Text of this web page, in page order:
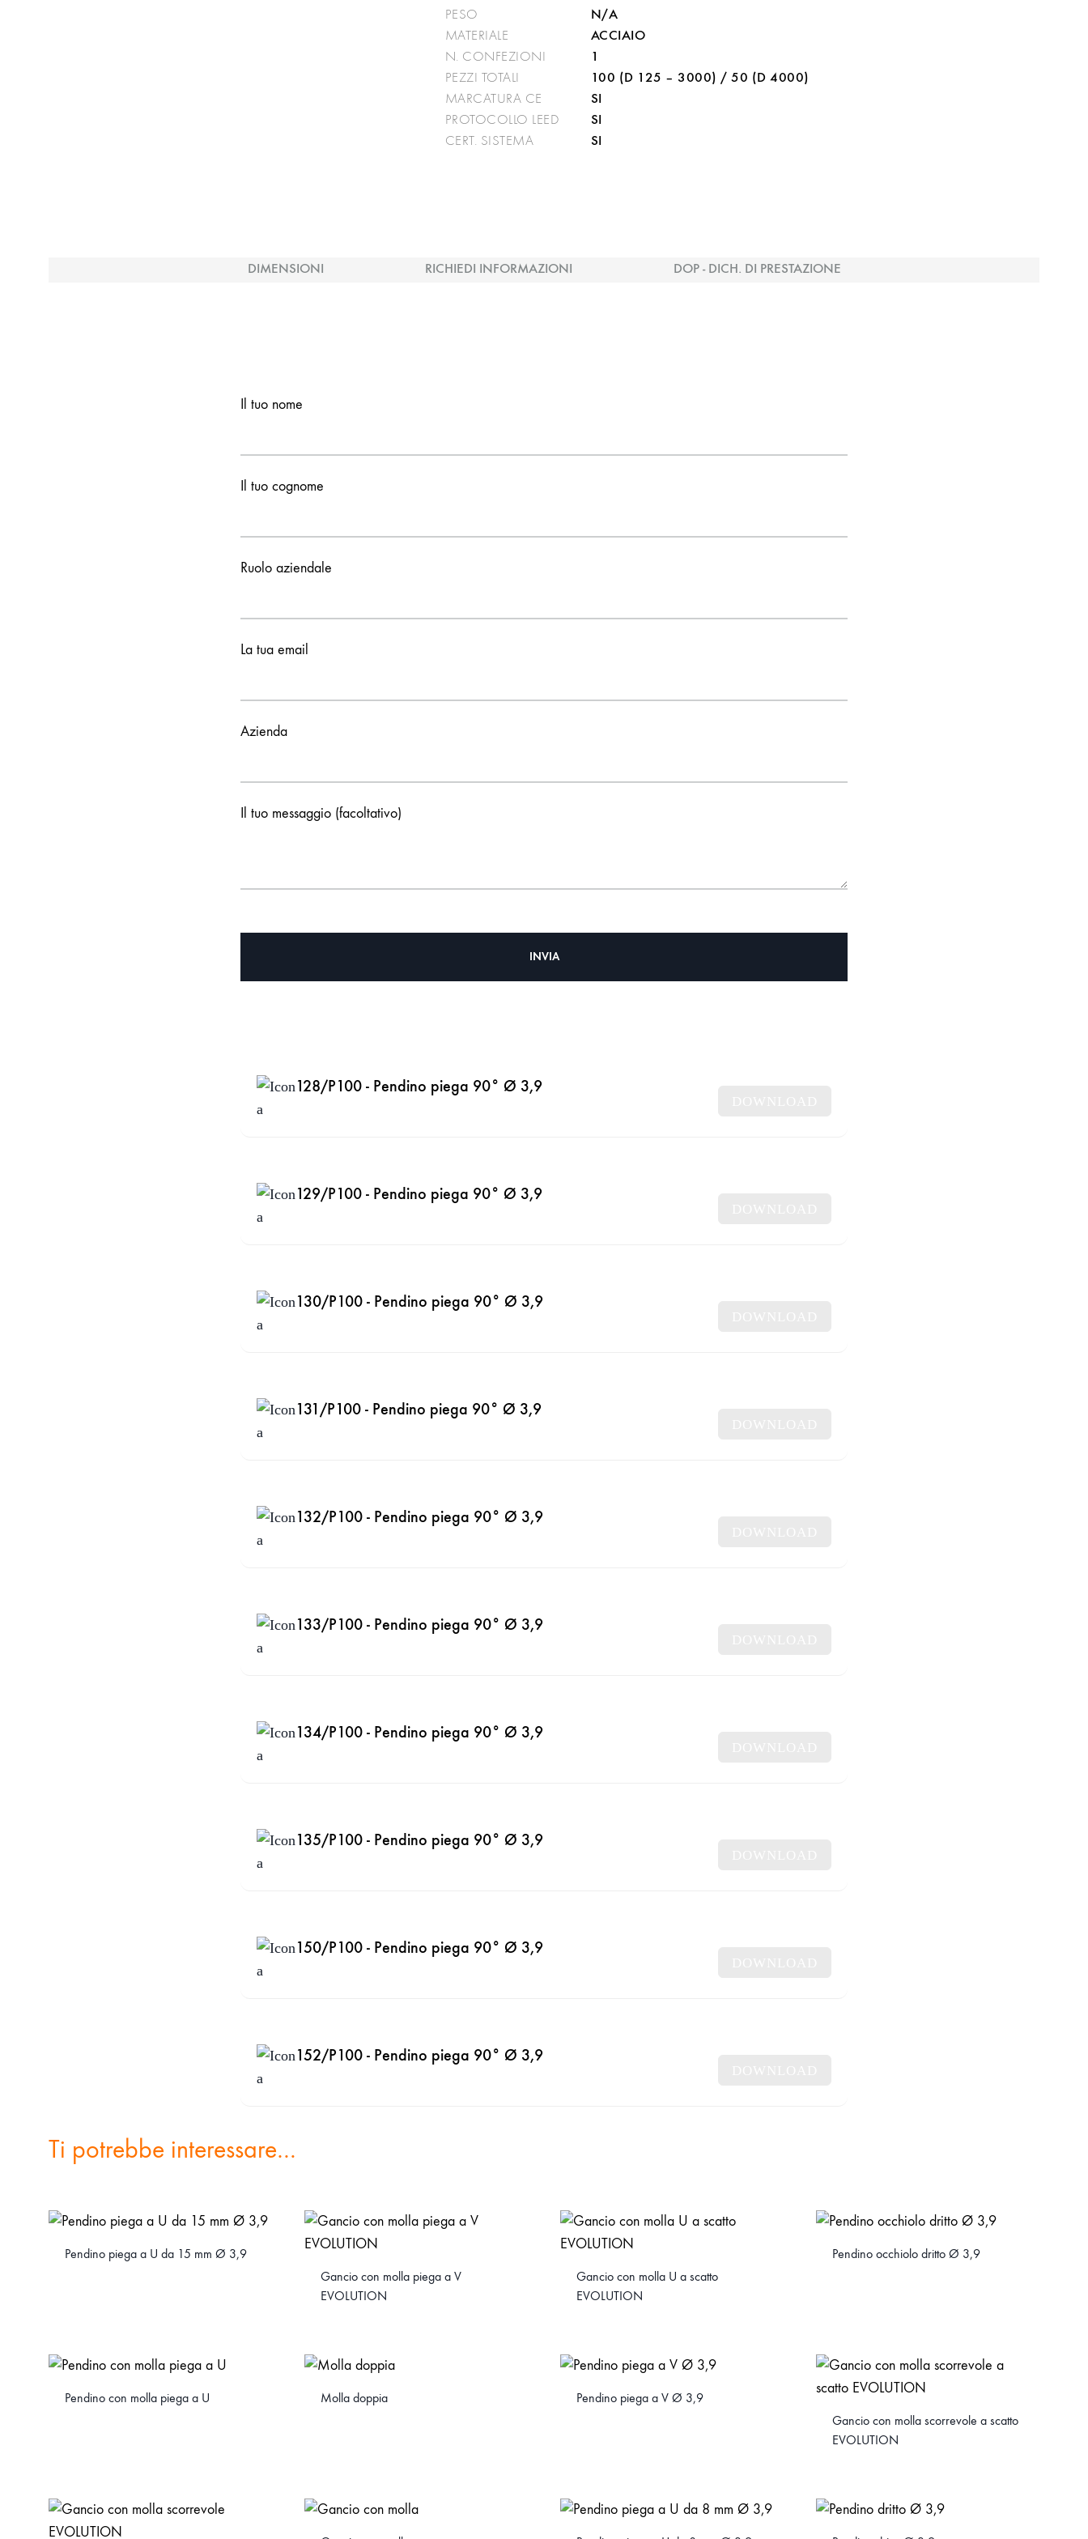
PESO N/A
MATERIALE ACCIAIO
N. CONFEZIONI 1
PEZZI TOTALI 100 (D 125 – 3000) / 50 (D 4000)
MARCATURA CE SI
PROTOCOLLO LEED SI
CERT. SISTEMA SI
DIMENSIONI RICHIEDI INFORMAZIONI DOP - DICH. DI PRESTAZIONE
Il tuo nome
Il tuo cognome
Ruolo aziendale
La tua email
Azienda
Il tuo messaggio (facoltativo)
128/P100 - Pendino piega 90° Ø 3,9
129/P100 - Pendino piega 90° Ø 3,9
130/P100 - Pendino piega 90° Ø 3,9
131/P100 - Pendino piega 90° Ø 3,9
132/P100 - Pendino piega 90° Ø 3,9
133/P100 - Pendino piega 90° Ø 3,9
134/P100 - Pendino piega 90° Ø 3,9
135/P100 - Pendino piega 90° Ø 3,9
150/P100 - Pendino piega 90° Ø 3,9
152/P100 - Pendino piega 90° Ø 3,9
Ti potrebbe interessare…
Pendino piega a U da 15 mm Ø 3,9
Gancio con molla piega a V
EVOLUTION
Gancio con molla U a scatto
EVOLUTION
Pendino occhiolo dritto Ø 3,9
Pendino con molla piega a U Molla doppia
Pendino piega a V Ø 3,9
Gancio con molla scorrevole a scatto
EVOLUTION